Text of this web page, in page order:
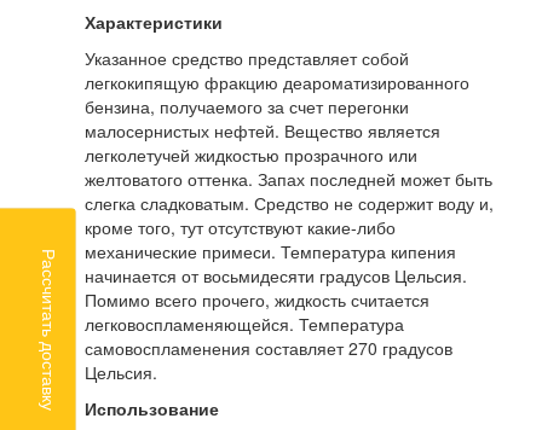
Характеристики
Указанное средство представляет собой
легкокипящую фракцию деароматизированного
бензина, получаемого за счет перегонки
малосернистых нефтей. Вещество является
легколетучей жидкостью прозрачного или
желтоватого оттенка. Запах последней может быть
слегка сладковатым. Средство не содержит воду и,
кроме того, тут отсутствуют какие-либо
механические примеси. Температура кипения
начинается от восьмидесяти градусов Цельсия.
Помимо всего прочего, жидкость считается
легковоспламеняющейся. Температура
самовоспламенения составляет 270 градусов
Цельсия.
Использование
Рассчитать доставку